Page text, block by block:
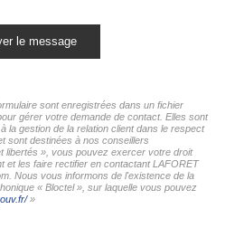
le message
sont enregistrées dans un fichier
gérer votre demande de contact. Elles sont
la gestion de la relation client dans le respect
sont destinées à nos conseillers
libertés », vous pouvez exercer votre droit
et les faire rectifier en contactant LAFORET
Nous vous informons de l'existence de la
« Bloctel », sur laquelle vous pouvez
»